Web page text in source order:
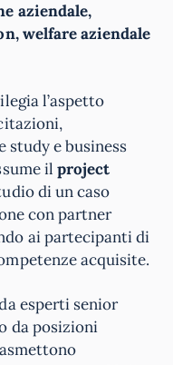
aziendale,
welfare aziendale
l’aspetto
study e business
il project
di un caso
con partner
ai partecipanti di
acquisite.
esperti senior
da posizioni